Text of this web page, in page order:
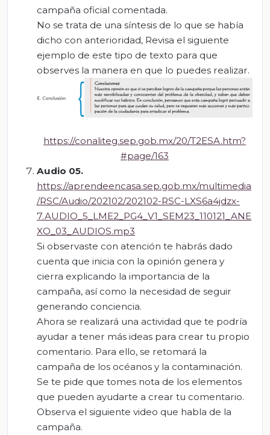
campaña oficial comentada.
No se trata de una síntesis de lo que se había
dicho con anterioridad, Revisa el siguiente
ejemplo de este tipo de texto para que
observes la manera en que lo puedes realizar.
https://conaliteg.sep.gob.mx/20/T2ESA.htm?
#page/163
Audio 05.
https://aprendeencasa.sep.gob.mx/multimedia
/RSC/Audio/202102/202102-RSC-LXS6a4jdzx-
7.AUDIO_5_LME2_PG4_V1_SEM23_110121_ANE
XO_03_AUDIOS.mp3
Si observaste con atención te habrás dado
cuenta que inicia con la opinión genera y
cierra explicando la importancia de la
campaña, así como la necesidad de seguir
generando conciencia.
Ahora se realizará una actividad que te podría
ayudar a tener más ideas para crear tu propio
comentario. Para ello, se retomará la
campaña de los océanos y la contaminación.
Se te pide que tomes nota de los elementos
que pueden ayudarte a crear tu comentario.
Observa el siguiente video que habla de la
campaña.